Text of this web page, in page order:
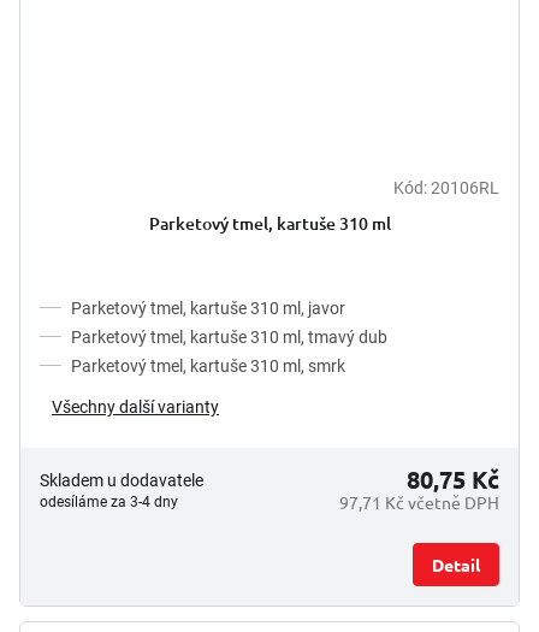
Kód:20106RL
Parketový tmel, kartuše 310 ml
Parketový tmel, kartuše 310 ml, javor
Parketový tmel, kartuše 310 ml, tmavý dub
Parketový tmel, kartuše 310 ml, smrk
Všechny další varianty
Skladem u dodavatele
odesíláme za 3-4 dny 97,71 Kč včetně DPH
80,75 Kč
Detail